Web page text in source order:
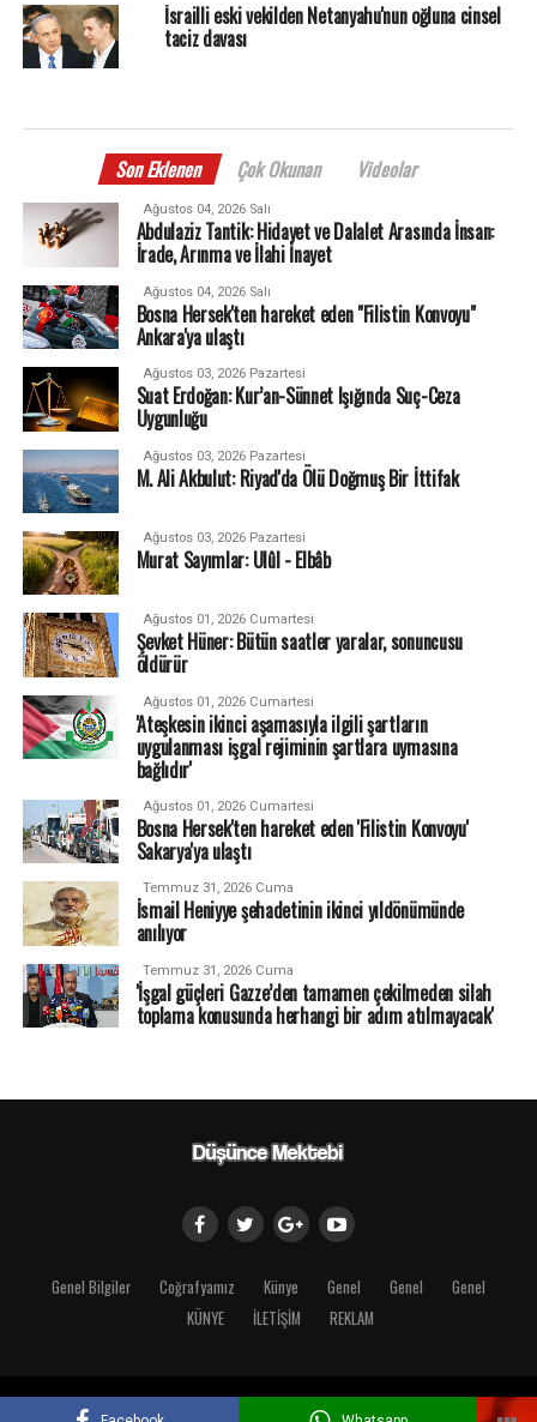
İsrailli eski vekilden Netanyahu'nun oğluna cinsel
taciz davası
Son Eklenen Çok Okunan Videolar
Ağustos 04, 2026 Salı
Abdulaziz Tantik: Hidayet ve Dalalet Arasında İnsan:
İrade, Arınma ve İlahi İnayet
Ağustos 04, 2026 Salı
Bosna Hersek'ten hareket eden "Filistin Konvoyu"
Ankara'ya ulaştı
Ağustos 03, 2026 Pazartesi
Suat Erdoğan: Kur’an-Sünnet Işığında Suç-Ceza
Uygunluğu
Ağustos 03, 2026 Pazartesi
M. Ali Akbulut: Riyad'da Ölü Doğmuş Bir İttifak
Ağustos 03, 2026 Pazartesi
Murat Sayımlar: Ulûl - Elbâb
Ağustos 01, 2026 Cumartesi
Şevket Hüner: Bütün saatler yaralar, sonuncusu
öldürür
Ağustos 01, 2026 Cumartesi
'Ateşkesin ikinci aşamasıyla ilgili şartların
uygulanması işgal rejiminin şartlara uymasına
bağlıdır'
Ağustos 01, 2026 Cumartesi
Bosna Hersek'ten hareket eden 'Filistin Konvoyu'
Sakarya'ya ulaştı
Temmuz 31, 2026 Cuma
İsmail Heniyye şehadetinin ikinci yıldönümünde
anılıyor
Temmuz 31, 2026 Cuma
'İşgal güçleri Gazze’den tamamen çekilmeden silah
toplama konusunda herhangi bir adım atılmayacak'
Genel Bilgiler Coğrafyamız Künye Genel Genel
Genel
KÜNYE
İLETİŞİM REKLAM
Copyright © 2018 Düşünce Mektebi